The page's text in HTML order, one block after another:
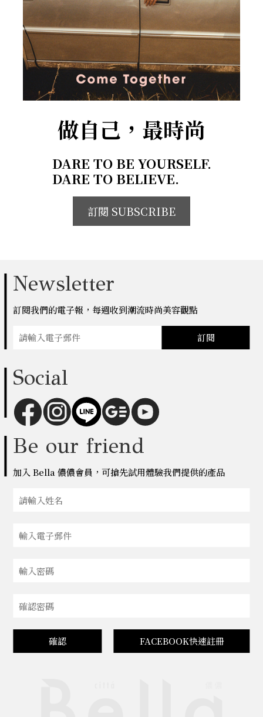
做自己，最時尚
DARE TO BE YOURSELF.
DARE TO BELIEVE.
訂閱 SUBSCRIBE
Newsletter
訂閱我們的電子報，每週收到潮流時尚美容觀點
訂閱
Social
Be our friend
加入 Bella 儂儂會員，可搶先試用體驗我們提供的產品
確認 FACEBOOK快速註冊